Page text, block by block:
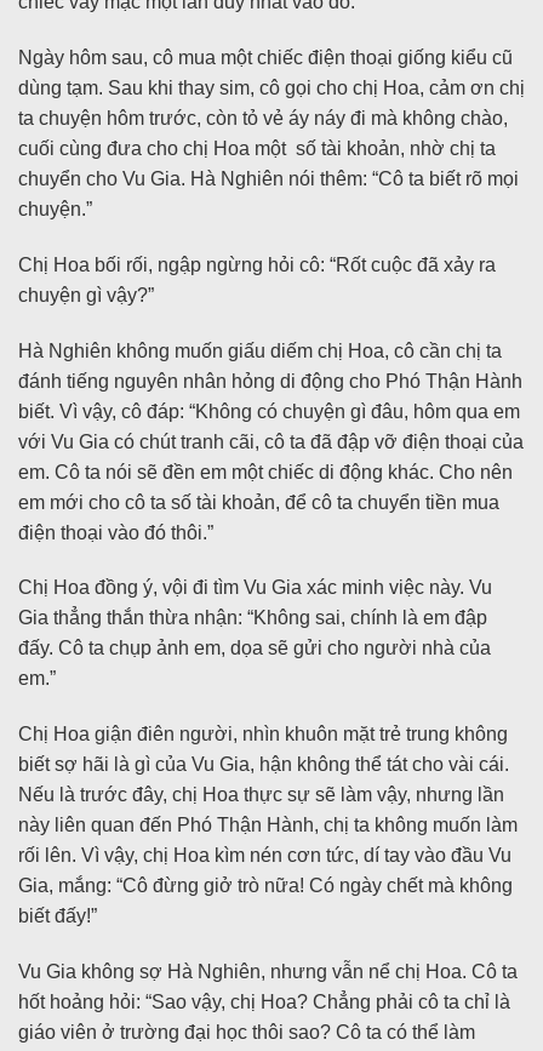
Ngày hôm sau, cô mua một chiếc điện thoại giống kiểu cũ
dùng tạm. Sau khi thay sim, cô gọi cho chị Hoa, cảm ơn chị
ta chuyện hôm trước, còn tỏ vẻ áy náy đi mà không chào,
cuối cùng đưa cho chị Hoa một số tài khoản, nhờ chị ta
chuyển cho Vu Gia. Hà Nghiên nói thêm: “Cô ta biết rõ mọi
chuyện.”
Chị Hoa bối rối, ngập ngừng hỏi cô: “Rốt cuộc đã xảy ra
chuyện gì vậy?”
Hà Nghiên không muốn giấu diếm chị Hoa, cô cần chị ta
đánh tiếng nguyên nhân hỏng di động cho Phó Thận Hành
biết. Vì vậy, cô đáp: “Không có chuyện gì đâu, hôm qua em
với Vu Gia có chút tranh cãi, cô ta đã đập vỡ điện thoại của
em. Cô ta nói sẽ đền em một chiếc di động khác. Cho nên
em mới cho cô ta số tài khoản, để cô ta chuyển tiền mua
điện thoại vào đó thôi.”
Chị Hoa đồng ý, vội đi tìm Vu Gia xác minh việc này. Vu
Gia thẳng thắn thừa nhận: “Không sai, chính là em đập
đấy. Cô ta chụp ảnh em, dọa sẽ gửi cho người nhà của
em.”
Chị Hoa giận điên người, nhìn khuôn mặt trẻ trung không
biết sợ hãi là gì của Vu Gia, hận không thể tát cho vài cái.
Nếu là trước đây, chị Hoa thực sự sẽ làm vậy, nhưng lần
này liên quan đến Phó Thận Hành, chị ta không muốn làm
rối lên. Vì vậy, chị Hoa kìm nén cơn tức, dí tay vào đầu Vu
Gia, mắng: “Cô đừng giở trò nữa! Có ngày chết mà không
biết đấy!”
Vu Gia không sợ Hà Nghiên, nhưng vẫn nể chị Hoa. Cô ta
hốt hoảng hỏi: “Sao vậy, chị Hoa? Chẳng phải cô ta chỉ là
giáo viên ở trường đại học thôi sao? Cô ta có thể làm